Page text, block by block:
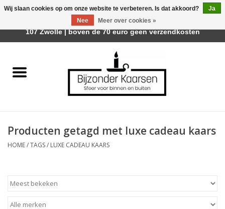
Räder Design Stories
Geurkaarsen
Producten getagd met luxe cadeau kaars
HOME/TAGS/ LUXE CADEAU KAARS
Wij slaan cookies op om onze website te verbeteren. Is dat akkoord?
Ja
Nee
Meer over cookies »
Afhalen is mogelijk bij Trotz Woon & Cadeau | Belvederelaan
107 Zwolle | boven de 70 euro geen verzendkosten